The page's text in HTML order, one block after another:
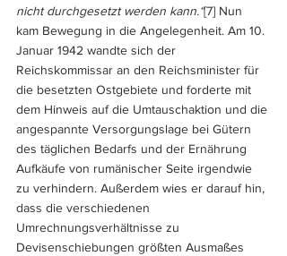
nicht durchgesetzt werden kann.“[7] Nun
kam Bewegung in die Angelegenheit. Am 10.
Januar 1942 wandte sich der
Reichskommissar an den Reichsminister für
die besetzten Ostgebiete und forderte mit
dem Hinweis auf die Umtauschaktion und die
angespannte Versorgungslage bei Gütern
des täglichen Bedarfs und der Ernährung
Aufkäufe von rumänischer Seite irgendwie
zu verhindern. Außerdem wies er darauf hin,
dass die verschiedenen
Umrechnungsverhältnisse zu
Devisenschiebungen größten Ausmaßes